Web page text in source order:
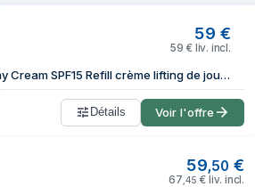
de Clarins Extra-
59 €
59 € liv. incl.
Clarins Extra-Firming Day Cream SPF15 Refill crème lifting de jour anti-rides SPF 15 refill 50 ml
Détails Voir l'offre
59,50 €
67 45 € liv. incl.